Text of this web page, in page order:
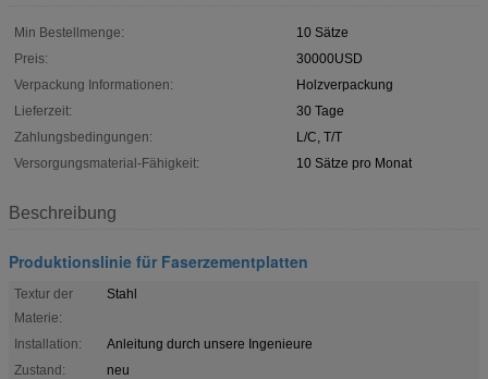
Min Bestellmenge:
10 Sätze
Preis:
30000USD
Verpackung Informationen:
Holzverpackung
Lieferzeit:
30 Tage
Zahlungsbedingungen:
L/C, T/T
Versorgungsmaterial-Fähigkeit:
10 Sätze pro Monat
Beschreibung
Produktionslinie für Faserzementplatten
Textur der
Materie:
Stahl
Installation:
Anleitung durch unsere Ingenieure
Zustand:
neu